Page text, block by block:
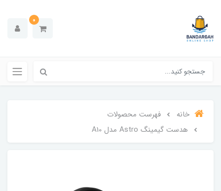
0
خانه
فهرست محصولات
هدست گیمینگ Astro مدل A10